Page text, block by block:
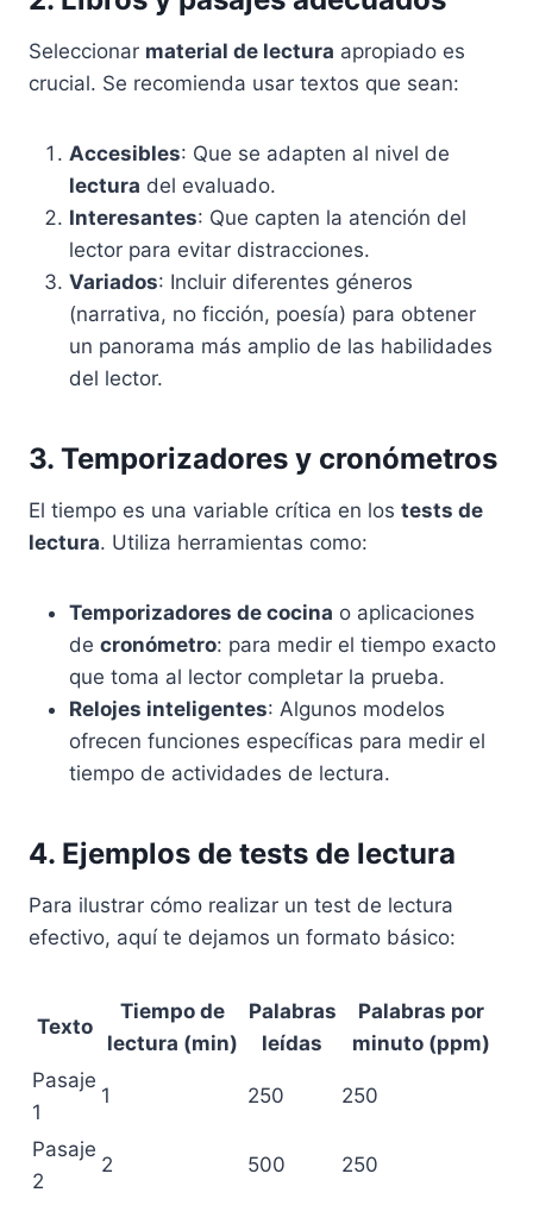
Seleccionar material de lectura apropiado es
crucial. Se recomienda usar textos que sean:
Accesibles: Que se adapten al nivel de
lectura del evaluado.
Interesantes: Que capten la atención del
lector para evitar distracciones.
Variados: Incluir diferentes géneros
(narrativa, no ficción, poesía) para obtener
un panorama más amplio de las habilidades
del lector.
3. Temporizadores y cronómetros
El tiempo es una variable crítica en los tests de
lectura. Utiliza herramientas como:
Temporizadores de cocina o aplicaciones
de cronómetro: para medir el tiempo exacto
que toma al lector completar la prueba.
Relojes inteligentes: Algunos modelos
ofrecen funciones específicas para medir el
tiempo de actividades de lectura.
4. Ejemplos de tests de lectura
Para ilustrar cómo realizar un test de lectura
efectivo, aquí te dejamos un formato básico:
Texto
Tiempo de
lectura (min)
Palabras
leídas
Palabras por
minuto (ppm)
Pasaje
1
1 250 250
Pasaje
2
2 500 250